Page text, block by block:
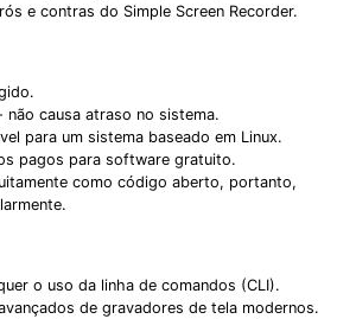
e contras do Simple Screen Recorder.
não causa atraso no sistema.
para um sistema baseado em Linux.
pagos para software gratuito.
como código aberto, portanto,
o uso da linha de comandos (CLI).
de gravadores de tela modernos.